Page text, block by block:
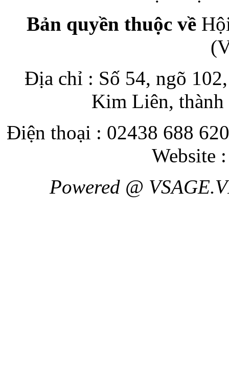
Bản quyền thuộc về
Địa chỉ : Số 54, ngõ
Kim Liên,
Điện thoại : 02438 688
Website
Powered @